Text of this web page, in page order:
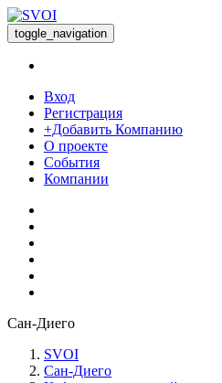
toggle_navigation
Вход
Регистрация
+Добавить Компанию
О проекте
События
Компании
Сан-Диего
SVOI
Сан-Диего